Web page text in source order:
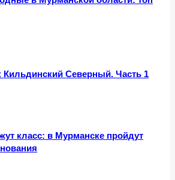
Кильдинский Северный. Часть 1
класс: в Мурманске пройдут